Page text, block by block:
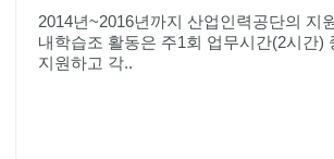
2014년~2016년까지 산업인력공단의 지
내학습조 활동은 주1회 업무시간(2시간)
지원하고 각..